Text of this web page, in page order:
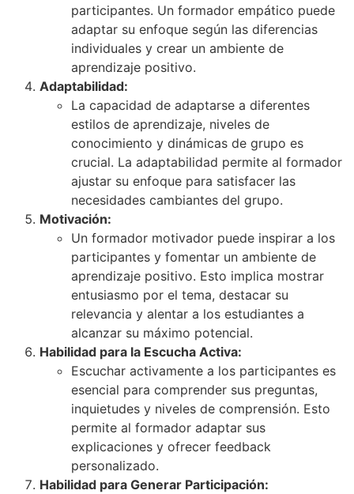
participantes. Un formador empático puede
adaptar su enfoque según las diferencias
individuales y crear un ambiente de
aprendizaje positivo.
Adaptabilidad:
La capacidad de adaptarse a diferentes
estilos de aprendizaje, niveles de
conocimiento y dinámicas de grupo es
crucial. La adaptabilidad permite al formador
ajustar su enfoque para satisfacer las
necesidades cambiantes del grupo.
Motivación:
Un formador motivador puede inspirar a los
participantes y fomentar un ambiente de
aprendizaje positivo. Esto implica mostrar
entusiasmo por el tema, destacar su
relevancia y alentar a los estudiantes a
alcanzar su máximo potencial.
Habilidad para la Escucha Activa:
Escuchar activamente a los participantes es
esencial para comprender sus preguntas,
inquietudes y niveles de comprensión. Esto
permite al formador adaptar sus
explicaciones y ofrecer feedback
personalizado.
Habilidad para Generar Participación: